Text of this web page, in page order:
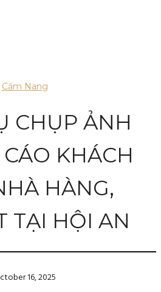
Cẩm Nang
CHỤP ẢNH
KHÁCH
HÀNG,
TẠI HỘI AN
16, 2025